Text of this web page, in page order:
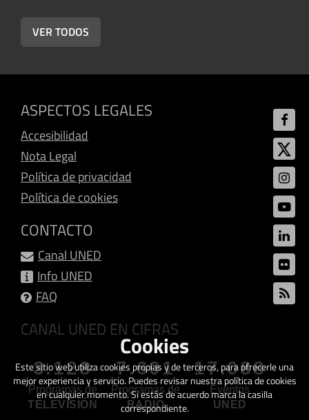
VER TODOS
ASPECTOS LEGALES
Accesibilidad
Nota Legal
Política de privacidad
Política de cookies
CONTACTO
Canal UNED
Info UNED
FAQ
CANAL UNED EN CIFRAS
3.128
Programas de
TELEVISIÓN
7.601
Programas de
RADIO
17.088
Eventos
UNED
Cookies
Este sitio web utiliza cookies propias y de terceros, para ofrecerle una
mejor experiencia y servicio. Puedes revisar nuestra política de cookies
en cualquier momento. Si estás de acuerdo marca la casilla
correspondiente.